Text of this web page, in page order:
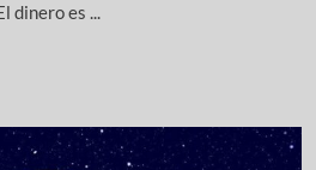
dinero es ...